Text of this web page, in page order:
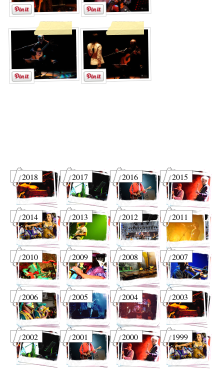
2018 2017 2016 2015
2014 2013 2012 2011
2010 2009 2008 2007
2006 2005 2004 2003
2002 2001 2000 1999